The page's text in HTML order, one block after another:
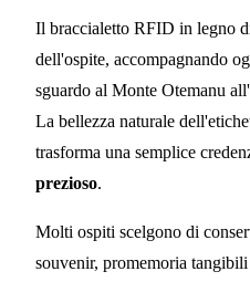
Il braccialetto RFID in legno
dell'ospite, accompagnando
sguardo al Monte Otemanu
La bellezza naturale
trasforma una semplice
prezioso.
Molti ospiti scelgono di
souvenir, promemoria